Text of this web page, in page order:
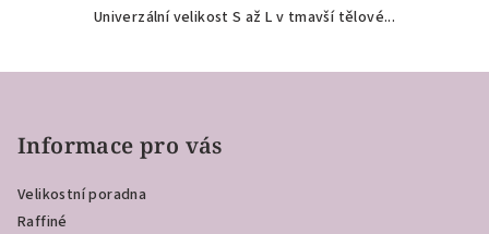
Univerzální velikost S až L v tmavší tělové...
Informace pro vás
Velikostní poradna
Raffiné